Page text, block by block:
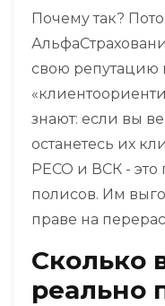
Почему так?
свою репутацию
знают: если вы
останетесь их
РЕСО и ВСК - это
полисов. Им
праве на
Сколько
реально